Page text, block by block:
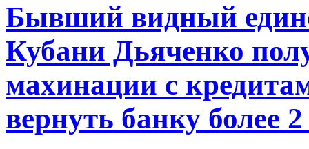
Бывший видный
Кубани Дьяченко
махинации с
вернуть банку более